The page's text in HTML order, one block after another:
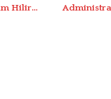
Hilir